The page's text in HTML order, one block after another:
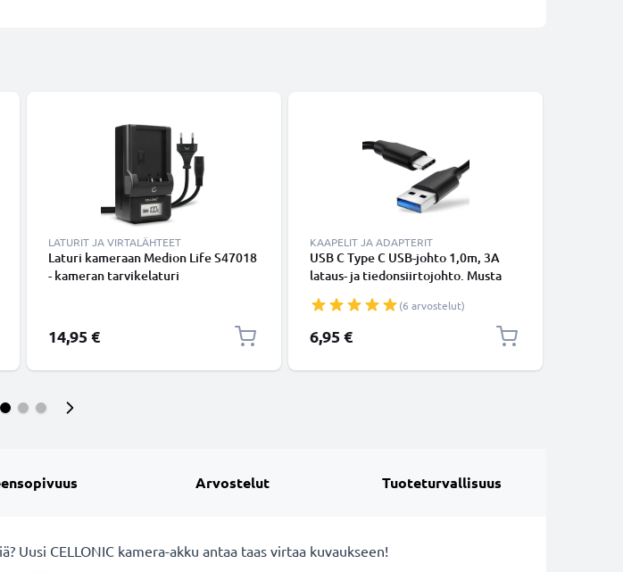
LATURIT JA VIRTALÄHTEET
Laturi kameraan Medion Life S47018
- kameran tarvikelaturi
14,95 €
KAAPELIT JA ADAPTERIT
USB C Type C USB-johto 1,0m, 3A
lataus- ja tiedonsiirtojohto. Musta
USB-kaapeli
(6 arvostelut)
6,95 €
Arvostelut Tuoteturvallisuus
Uusi CELLONIC kamera-akku antaa taas virtaa kuvaukseen!